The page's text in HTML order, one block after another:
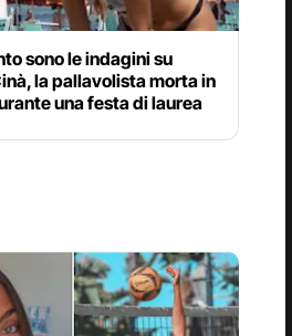
sono le indagini su
la pallavolista morta in
una festa di laurea